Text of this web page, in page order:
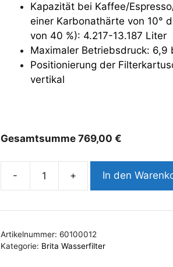
Kapazität bei Kaffee/
einer Karbonathärte von 10°
von 40 %): 4.217-13.187 Liter
Maximaler Betriebsdruck: 6,9
Positionierung der
vertikal
Gesamtsumme 769,00 €
-
1200
ST
+ In den
Artikelnummer: 60100012
Kategorie: Brita Wasserfilter